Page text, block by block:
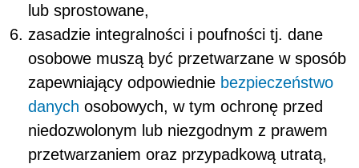
lub sprostowane,
zasadzie integralności i poufności tj. dane
osobowe muszą być przetwarzane w sposób
zapewniający odpowiednie bezpieczeństwo
danych osobowych, w tym ochronę przed
niedozwolonym lub niezgodnym z prawem
przetwarzaniem oraz przypadkową utratą,